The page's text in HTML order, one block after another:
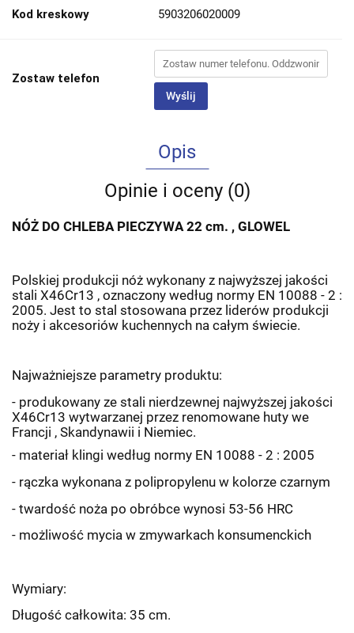
Kod kreskowy 5903206020009
Zostaw telefon
Wyślij
Opis
Opinie i oceny (0)
NÓŻ DO CHLEBA PIECZYWA 22 cm. , GLOWEL
Polskiej produkcji nóż wykonany z najwyższej jakości
stali X46Cr13 , oznaczony według normy EN 10088 - 2 :
2005. Jest to stal stosowana przez liderów produkcji
noży i akcesoriów kuchennych na całym świecie.
Najważniejsze parametry produktu:
- produkowany ze stali nierdzewnej najwyższej jakości
X46Cr13 wytwarzanej przez renomowane huty we
Francji , Skandynawii i Niemiec.
- materiał klingi według normy EN 10088 - 2 : 2005
- rączka wykonana z polipropylenu w kolorze czarnym
- twardość noża po obróbce wynosi 53-56 HRC
- możliwość mycia w zmywarkach konsumenckich
Wymiary:
Długość całkowita: 35 cm.